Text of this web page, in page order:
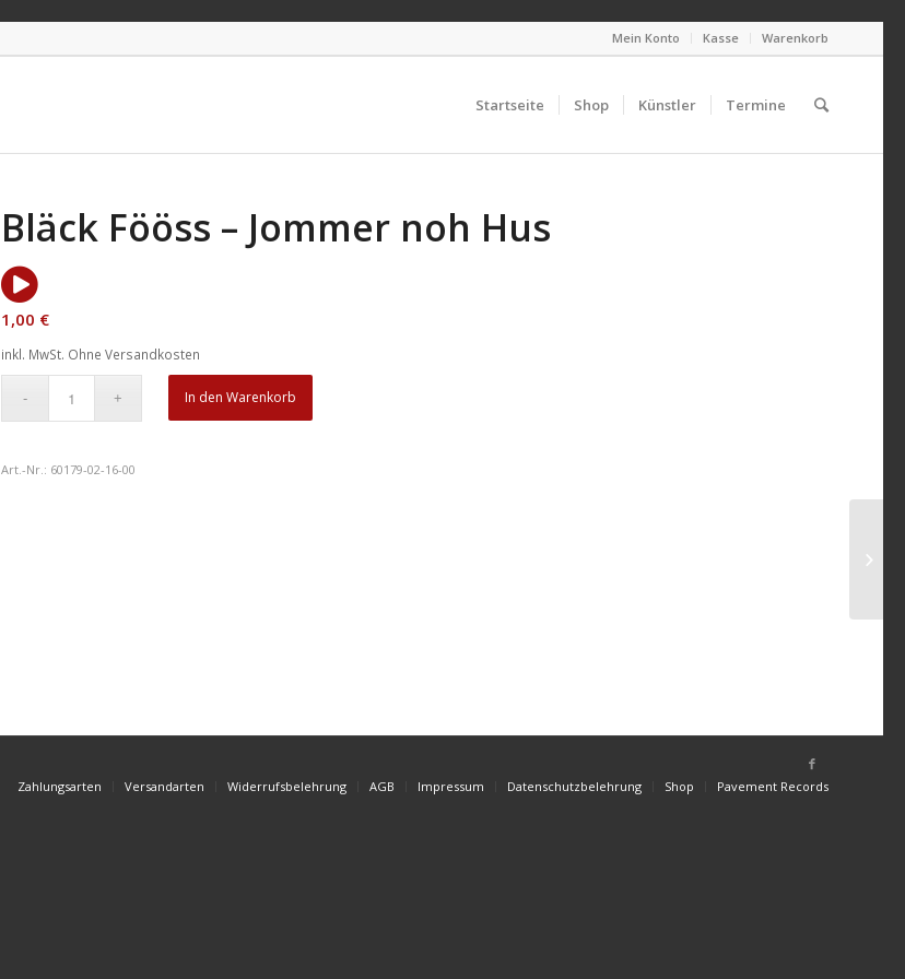
Mein Konto Kasse Warenkorb
Startseite Shop Künstler Termine
Bläck Fööss – Jommer noh Hus
1,00 €
inkl. MwSt. Ohne Versandkosten
In den Warenkorb
Art.-Nr.: 60179-02-16-00
Zahlungsarten
Versandarten Widerrufsbelehrung AGB Impressum Datenschutzbelehrung Shop Pavement Records